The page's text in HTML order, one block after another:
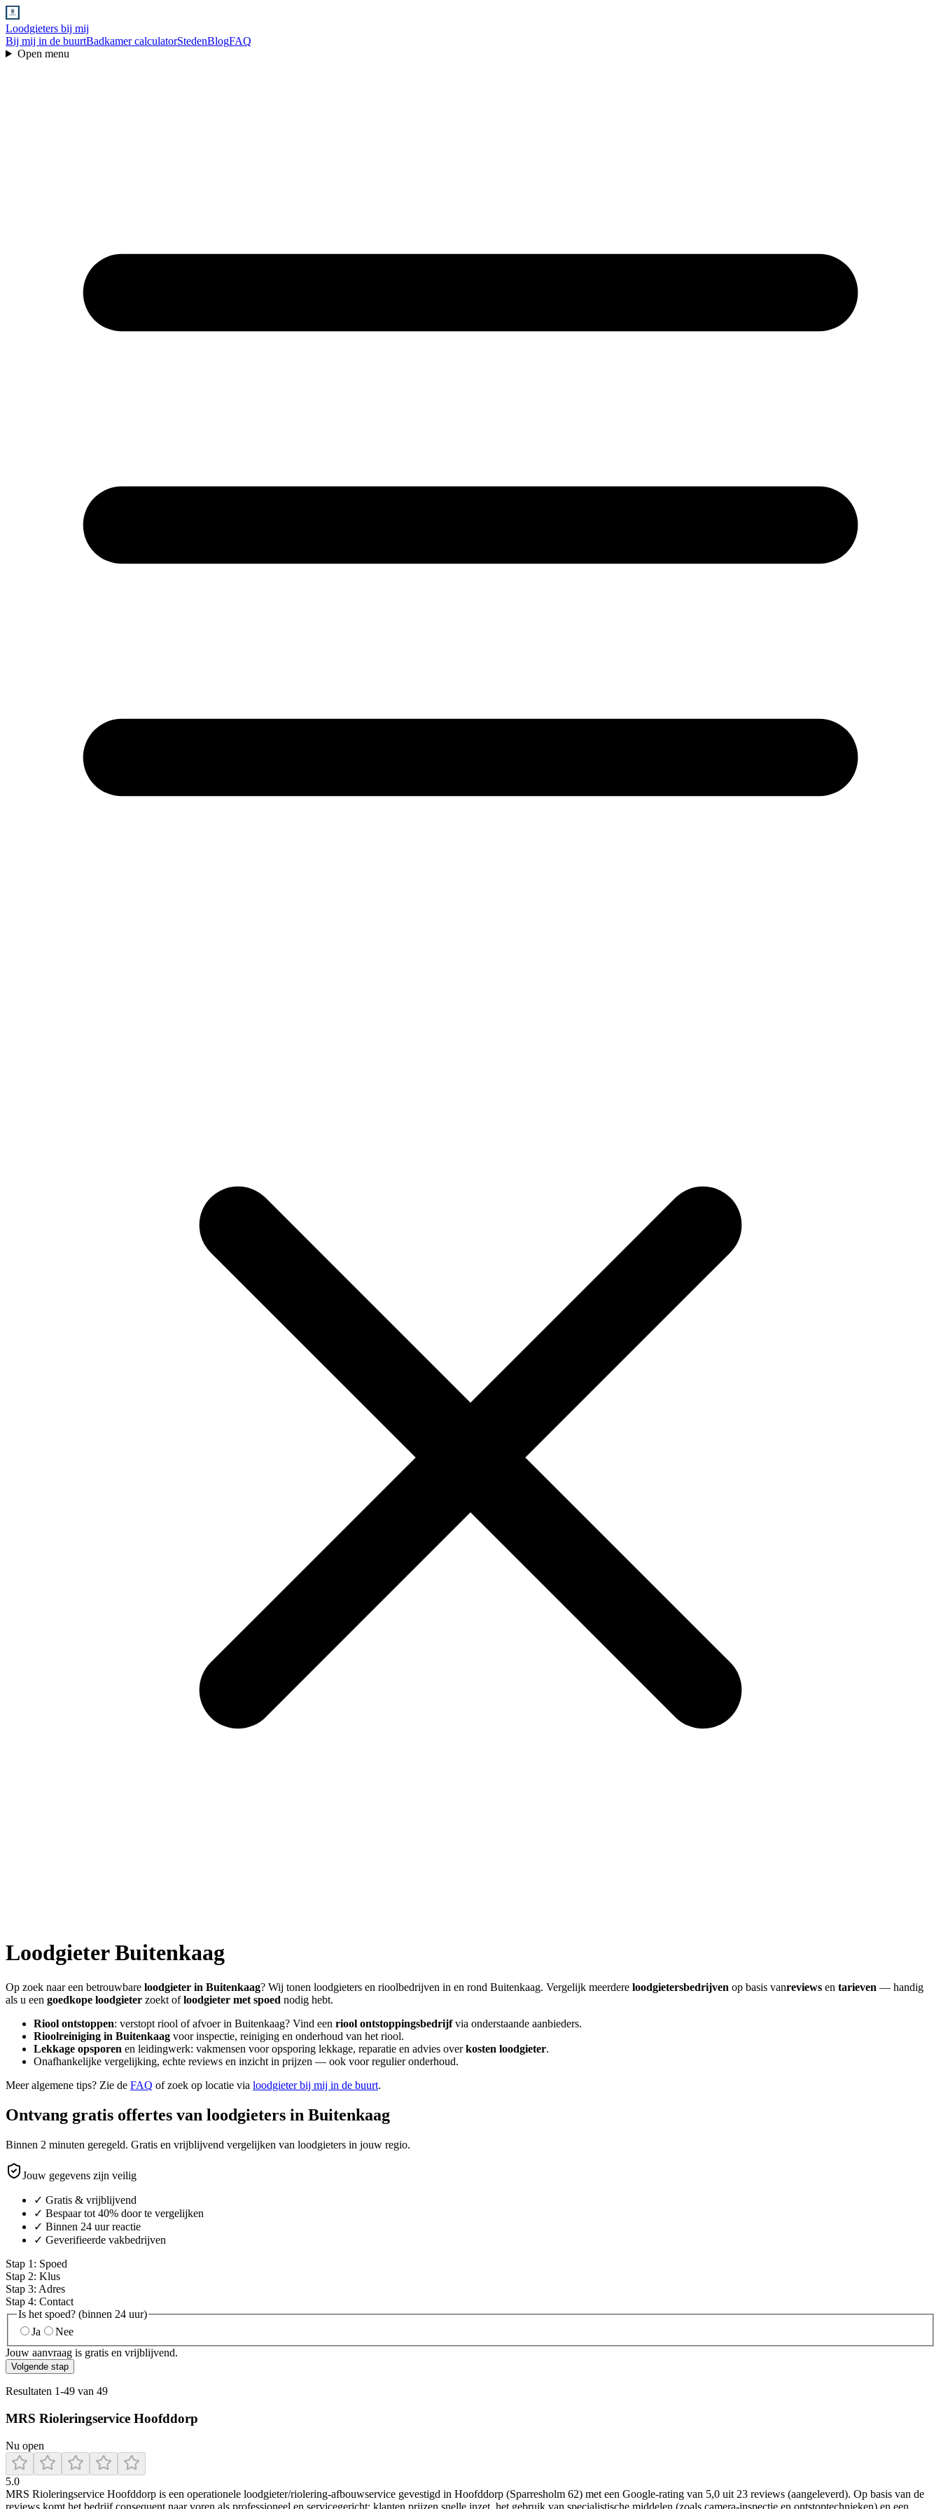
Loodgieters bij mij
Bij mij in de buurtBadkamer calculatorStedenBlogFAQ
Open menu
LoodgieterBuitenkaag
Op zoek naar een betrouwbare loodgieter in Buitenkaag? Wij tonen loodgieters en rioolbedrijven in en rond Buitenkaag. Vergelijk meerdere loodgietersbedrijven op basis vanreviews en tarieven — handig
als u een goedkope loodgieter zoekt ofloodgieter met spoed nodig hebt.
Riool ontstoppen: verstopt riool of afvoer in Buitenkaag? Vind een riool ontstoppingsbedrijfvia onderstaande aanbieders.
Rioolreiniging in Buitenkaag voor inspectie, reiniging en onderhoud van het riool.
Lekkage opsporen en leidingwerk: vakmensen voor opsporing lekkage, reparatie en advies overkosten loodgieter.
Onafhankelijke vergelijking, echte reviews en inzicht in prijzen — ook voor regulier onderhoud.
Meer algemene tips? Zie de FAQ of zoek op locatie via loodgieter bij mij in de buurt.
Ontvang gratis offertes van loodgieters in Buitenkaag
Binnen 2 minuten geregeld. Gratis en vrijblijvend vergelijken van loodgieters in jouw regio.
Jouw gegevens zijn veilig
✓ Gratis & vrijblijvend
✓ Bespaar tot 40% door te vergelijken
✓ Binnen 24 uur reactie
✓ Geverifieerde vakbedrijven
Stap 1 : Spoed
Stap 2: Klus
Stap 3: Adres
Stap 4: Contact
Is het spoed? (binnen 24 uur)
Ja
Nee
Jouw aanvraag is gratis en vrijblijvend.
Volgende stap
Resultaten 1-49 van 49
MRS Rioleringservice Hoofddorp
Nu open
5.0
MRS Rioleringservice Hoofddorp is een operationele loodgieter/riolering-afbouwservice gevestigd in Hoofddorp (Sparresholm 62) met een Google-rating van 5,0 uit 23 reviews (aangeleverd). Op basis van de
reviews komt het bedrijf consequent naar voren als professioneel en servicegericht: klanten prijzen snelle inzet, het gebruik van specialistische middelen (zoals camera-inspectie en ontstoptechnieken) en een